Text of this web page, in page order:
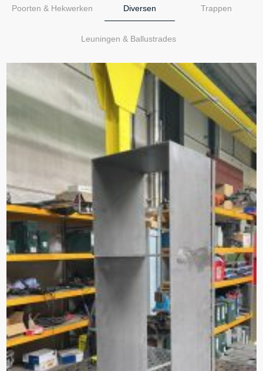
Poorten & Hekwerken Diversen Trappen
Leuningen & Ballustrades